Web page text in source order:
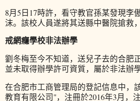
8月5日17時許，看守教官孫某發現李
沫。該校人員遂將其送縣中醫院搶救
戒網癮學校非法辦學
劉冬梅至今不知道，送兒子去的合肥
並未取得辦學許可資質，屬於非法辦學
在合肥市工商管理局的登記信息中，
教育有限公司"，注冊於2016年3月，